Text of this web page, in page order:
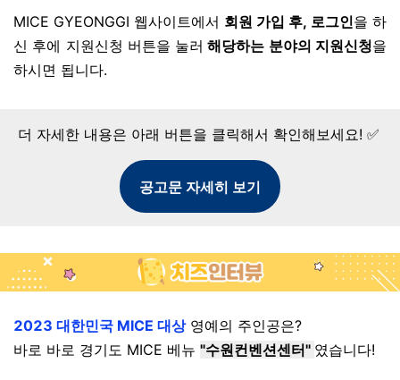
MICE GYEONGGI 웹사이트에서 회원 가입 후, 로그인을 하
신 후에 지원신청 버튼을 눌러 해당하는 분야의 지원신청을
하시면 됩니다.
더 자세한 내용은 아래 버튼을 클릭해서 확인해보세요! ✅
공고문 자세히 보기
2023 대한민국 MICE 대상영예의 주인공은?
바로 바로 경기도 MICE 베뉴 "수원컨벤션센터" 였습니다!